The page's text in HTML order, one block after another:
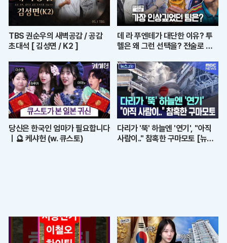
TBS 권순우의 새벽공감 / 공감
초대석 [ 김성면 / K2 ]
데 라 푸엔테가 대단한 이유? 투
헬은 왜 그런 선택을? 전술로 보
당신은 한국인 엄마가 필요합니다
ㅣ🔮 케샤헌 (w. 큐스토)
다리가 '뚝' 하늘엔 '연기', "아직
사람이.." 참혹한 구마모토 [뉴스.